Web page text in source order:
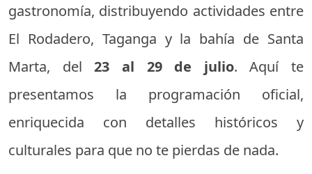
gastronomía, distribuyendo actividades entre
El Rodadero, Taganga y la bahía de Santa
Marta, del23 al 29 de julio. Aquí te
presentamos la programación oficial,
enriquecida con detalles históricos y
culturales para que no te pierdas de nada.